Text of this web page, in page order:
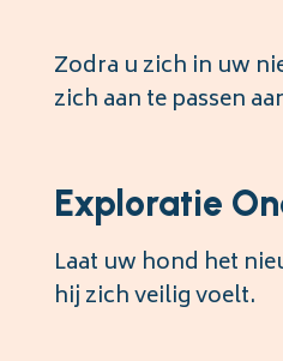
Zodra u zich in uw
zich aan te passen
Exploratie
Laat uw hond het
hij zich veilig voelt.